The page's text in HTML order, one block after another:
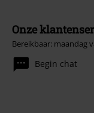
Onze
Bereikbaar: maandag
Begin chat